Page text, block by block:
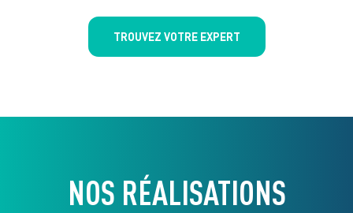
TROUVEZ VOTRE EXPERT
NOS RÉALISATIONS